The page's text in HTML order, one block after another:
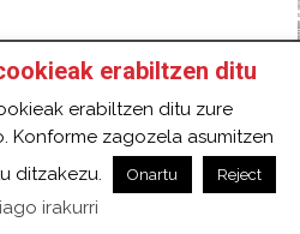
DE 97FM IRRATIA
CONTACT LOGIN
guztiak Creative Commons
Baimen baten mende
erabiltzen ditu
erabiltzen ditu zure
Konforme zagozela asumitzen
ditzakezu.
Onartu Reject
irakurri